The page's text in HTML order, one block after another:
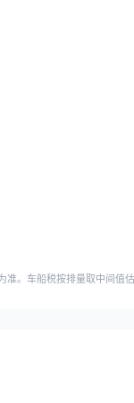
准。车船税按排量取中间值